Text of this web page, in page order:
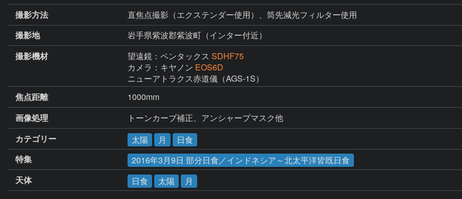
撮影方法
直焦点撮影（エクステンダー使用）、筒先減光フィルター使用
撮影地
岩手県紫波郡紫波町（インター付近）
撮影機材
望遠鏡：ペンタックス SDHF75
カメラ：キヤノン EOS6D
ニューアトラクス赤道儀（AGS-1S）
焦点距離
1000mm
画像処理
トーンカーブ補正、アンシャープマスク他
カテゴリー
太陽 月
日食
特集
2016年3月9日 部分日食／インドネシア～北太平洋皆既日食
天体
日食 太陽 月